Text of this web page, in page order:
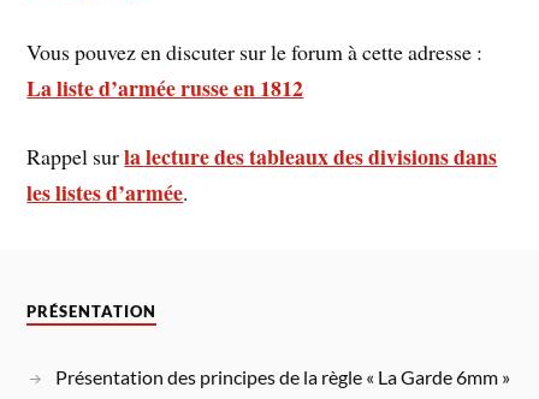
Vous pouvez en discuter sur le forum à cette adresse :
La liste d’armée russe en 1812
Rappel surla lecture des tableaux des divisions dans
les listes d’armée.
PRÉSENTATION
Présentation des principes de la règle « La Garde 6mm »